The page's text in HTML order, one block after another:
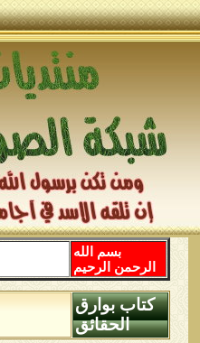
بسم الله
الرحمن الرحيم
كتاب بوارق
الحقائق